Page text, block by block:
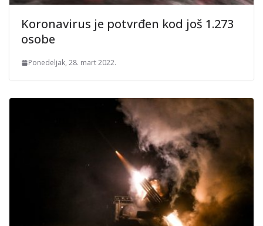
Koronavirus je potvrđen kod još 1.273
osobe
Ponedeljak, 28. mart 2022.